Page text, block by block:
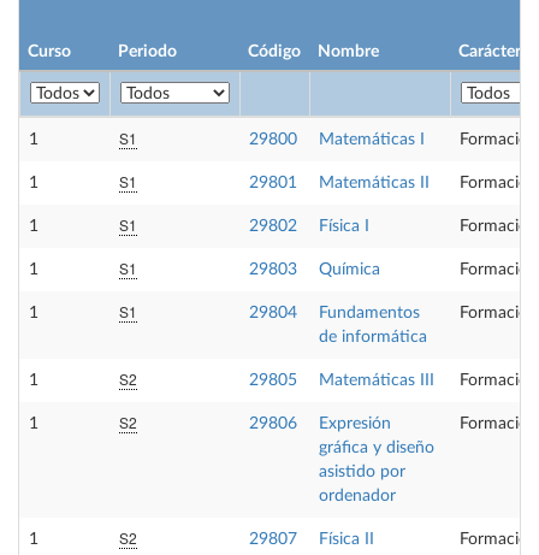
Curso Periodo Código Nombre Carácter
1 S1 29800 Matemáticas I
1 S1 29801 Matemáticas II
1 S1 29802 Física I
1 S1 29803 Química
1 S1 29804
Fundamentos
de informática
1 S2 29805 Matemáticas III
1 S2 29806
Expresión
gráfica y diseño
asistido por
ordenador
1 S2 29807 Física II